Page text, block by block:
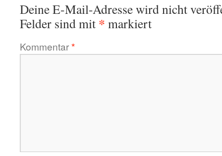
Deine E-Mail-Adresse wird nicht
Felder sind mit * markiert
Kommentar*